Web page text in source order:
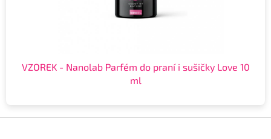
VZOREK - Nanolab Parfém do praní i sušičky Love 10
ml